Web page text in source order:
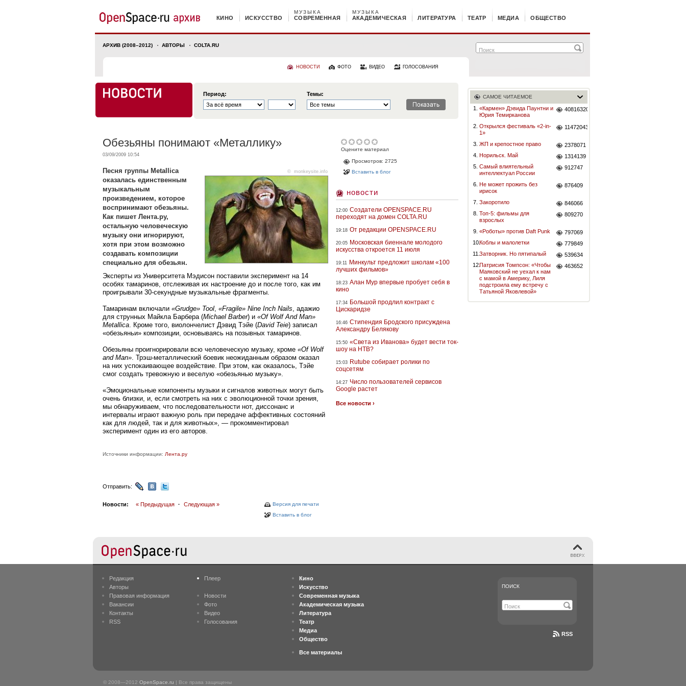
КИНО ИСКУССТВО СОВРЕМЕННАЯ
МУЗЫКА
АКАДЕМИЧЕСКАЯ
МУЗЫКА
ЛИТЕРАТУРА ТЕАТР МЕДИА ОБЩЕСТВО
АРХИВ (2008–2012) АВТОРЫ COLTA.RU
НОВОСТИ ФОТО ВИДЕО ГОЛОСОВАНИЯ
Период: Темы:
Обезьяны понимают «Металлику»
03/09/2009 10:54
© monkeysite.info
Песня группы Metallica
оказалась единственным
музыкальным
произведением, которое
воспринимают обезьяны.
Как пишет Лента.ру,
остальную человеческую
музыку они игнорируют,
хотя при этом возможно
создавать композиции
специально для обезьян.
Эксперты из Университета Мэдисон поставили эксперимент на 14
особях тамаринов, отслеживая их настроение до и после того, как им
проигрывали 30-секундные музыкальные фрагменты.
Тамаринам включали «Grudge» Tool, «Fragile» Nine Inch Nails, адажио
для струнных Майкла Барбера (Michael Barber) и «Of Wolf And Man»
Metallica. Кроме того, виолончелист Дэвид Тэйе (David Teie) записал
«обезьяньи» композиции, основываясь на позывных тамаринов.
Обезьяны проигнорировали всю человеческую музыку, кроме «Of Wolf
and Man». Трэш-металлический боевик неожиданным образом оказал
на них успокаивающее воздействие. При этом, как оказалось, Тэйе
смог создать тревожную и веселую «обезьянью музыку».
«Эмоциональные компоненты музыки и сигналов животных могут быть
очень близки, и, если смотреть на них с эволюционной точки зрения,
мы обнаруживаем, что последовательности нот, диссонанс и
интервалы играют важную роль при передаче аффективных состояний
как для людей, так и для животных», — прокомментировал
эксперимент один из его авторов.
Источники информации: Лента.ру
Отправить:
Версия для печати
Вставить в блог
Новости: « Предыдущая · Следующая »
Оцените материал
Просмотров: 2725
Вставить в блог
новости
12:00 Создатели OPENSPACE.RU
переходят на домен COLTA.RU
19:18 От редакции OPENSPACE.RU
20:05 Московская биеннале молодого
искусства откроется 11 июля
19:11 Минкульт предложит школам «100
лучших фильмов»
18:23 Алан Мур впервые пробует себя в
кино
17:34 Большой продлил контракт с
Цискаридзе
16:46 Стипендия Бродского присуждена
Александру Белякову
15:50 «Света из Иванова» будет вести ток-
шоу на НТВ?
15:03 Rutube собирает ролики по
соцсетям
14:27 Число пользователей сервисов
Google растет
Все новости ›
САМОЕ ЧИТАЕМОЕ
1.
«Кармен» Дэвида Паунтни и
Юрия Темирканова
40816320
2. Открылся фестиваль «2-in-
1»
11472043
3. ЖП и крепостное право
2378071
4. Норильск. Май
1314139
5. Самый влиятельный
интеллектуал России
912747
6. Не может прожить без
ирисок
876409
7. Закоротило
846066
8. Топ-5: фильмы для
взрослых
809270
9. «Роботы» против Daft Punk
797069
10.Коблы и малолетки
779849
11.Затворник. Но пятипалый
539634
12.Патрисия Томпсон: «Чтобы
Маяковский не уехал к нам
с мамой в Америку, Лиля
подстроила ему встречу с
Татьяной Яковлевой»
463652
Редакция
Авторы
Правовая информация
Вакансии
Контакты
RSS
Плеер
Новости
Фото
Видео
Голосования
Кино
Искусство
Современная музыка
Академическая музыка
Литература
Театр
Медиа
Общество
Все материалы
ПОИСК
RSS
© 2008—2012 OpenSpace.ru | Все права защищены